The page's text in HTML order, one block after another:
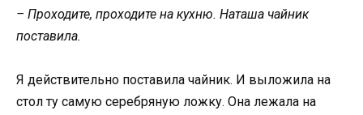
– Проходите, проходите на кухню. Наташа чайник
поставила.
Я действительно поставила чайник. И выложила на
стол ту самую серебряную ложку. Она лежала на